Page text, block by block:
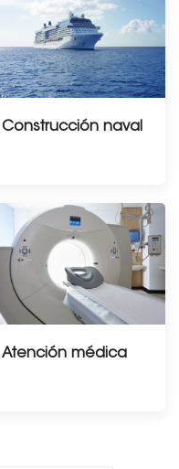
Construcción naval
Atención médica